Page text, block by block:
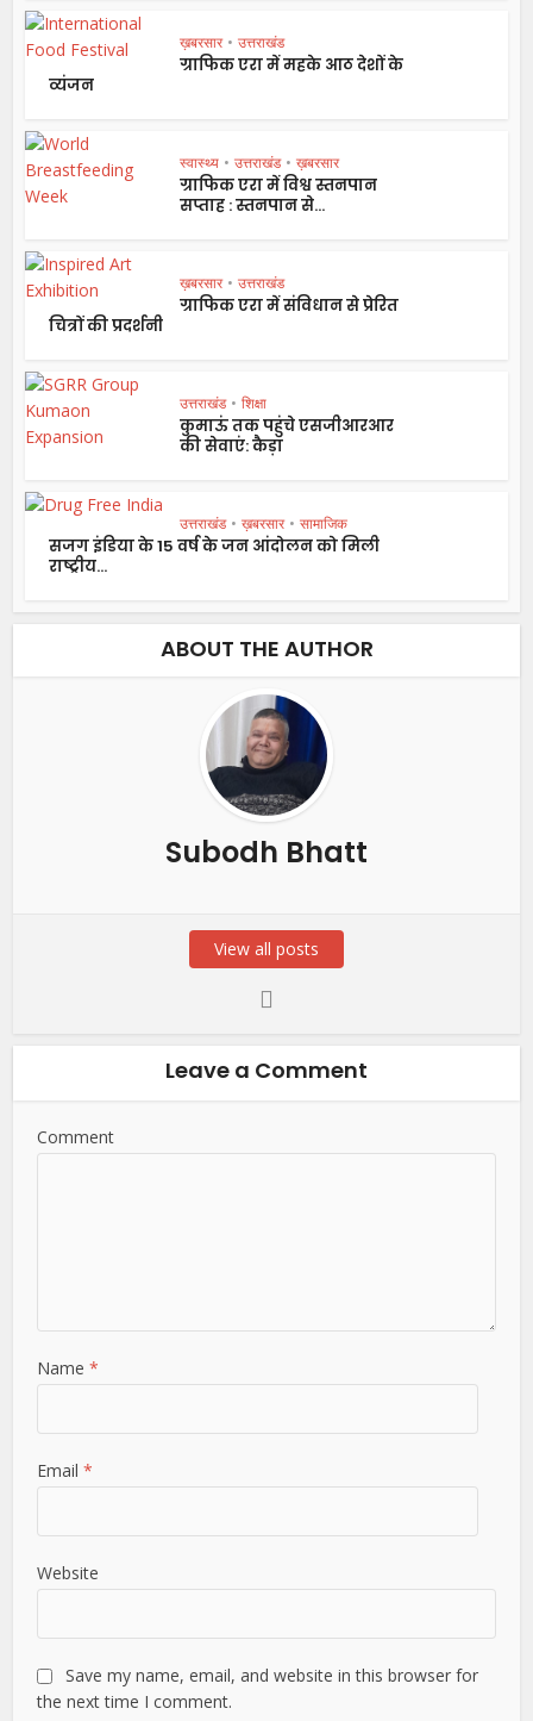
ख़बरसार • उत्तराखंड
ग्राफिक एरा में महके आठ देशों के
व्यंजन
स्वास्थ्य • उत्तराखंड • ख़बरसार
ग्राफिक एरा में विश्व स्तनपान
सप्ताह : स्तनपान से...
ख़बरसार • उत्तराखंड
ग्राफिक एरा में संविधान से प्रेरित
चित्रों की प्रदर्शनी
उत्तराखंड • शिक्षा
कुमाऊं तक पहुंचे एसजीआरआर
की सेवाएं: कैड़ा
उत्तराखंड • ख़बरसार • सामाजिक
सजग इंडिया के 15 वर्ष के जन आंदोलन को मिली
राष्ट्रीय...
ABOUT THE AUTHOR
Subodh Bhatt
View all posts
Leave a Comment
Comment
Name*
Email*
Website
Save my name, email, and website in this browser for
the next time I comment.